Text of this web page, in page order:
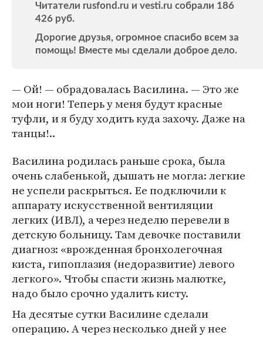
Читатели rusfond.ru и vesti.ru собрали 186
426 руб.
Дорогие друзья, огромное спасибо всем за
помощь! Вместе мы сделали доброе дело.
— Ой! — обрадовалась Василина. — Это же
мои ноги! Теперь у меня будут красные
туфли, и я буду ходить куда захочу. Даже на
танцы!..
Василина родилась раньше срока, была
очень слабенькой, дышать не могла: легкие
не успели раскрыться. Ее подключили к
аппарату искусственной вентиляции
легких (ИВЛ), а через неделю перевели в
детскую больницу. Там девочке поставили
диагноз: «врожденная бронхолегочная
киста, гипоплазия (недоразвитие) левого
легкого». Чтобы спасти жизнь малютке,
надо было срочно удалить кисту.
На десятые сутки Василине сделали
операцию. А через несколько дней у нее